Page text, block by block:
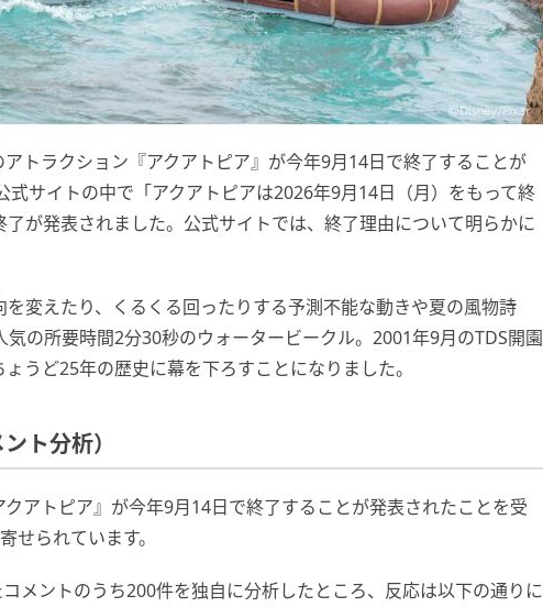
トラクション『アクアトピア』が今年9月14日で終了することが
式サイトの中で「アクアトピアは2026年9月14日（月）をもって終
が発表されました。公式サイトでは、終了理由について明らかに
を変えたり、くるくる回ったりする予測不能な動きや夏の風物詩
気の所要時間2分30秒のウォータービークル。2001年9月のTDS開園
うど25年の歴史に幕を下ろすことになりました。
ト分析）
アトピア』が今年9月14日で終了することが発表されたことを受
せられています。
メントのうち200件を独自に分析したところ、反応は以下の通りに